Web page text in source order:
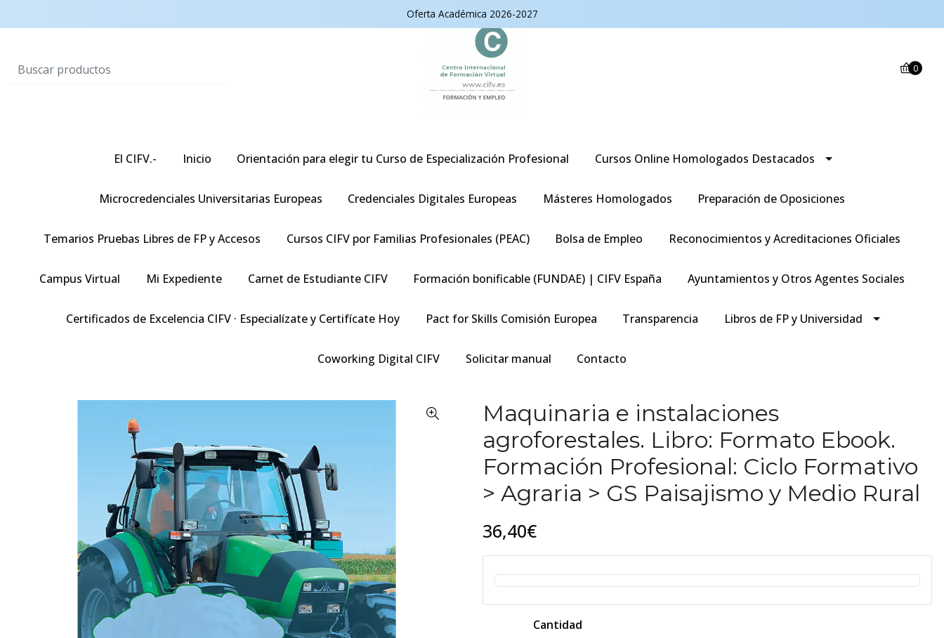
Oferta Académica 2026-2027
0
El CIFV.- Inicio Orientación para elegir tu Curso de Especialización Profesional Cursos Online Homologados Destacados
Microcredenciales Universitarias Europeas Credenciales Digitales Europeas Másteres Homologados Preparación de Oposiciones
Temarios Pruebas Libres de FP y Accesos Cursos CIFV por Familias Profesionales (PEAC) Bolsa de Empleo Reconocimientos y Acreditaciones Oficiales
Campus Virtual Mi Expediente Carnet de Estudiante CIFV Formación bonificable (FUNDAE) | CIFV España Ayuntamientos y Otros Agentes Sociales
Certificados de Excelencia CIFV · Especialízate y Certifícate Hoy Pact for Skills Comisión Europea Transparencia Libros de FP y Universidad
Coworking Digital CIFV Solicitar manual Contacto
Maquinaria e instalaciones
agroforestales. Libro: Formato Ebook.
Formación Profesional: Ciclo Formativo
> Agraria > GS Paisajismo y Medio Rural
36,40€
Cantidad